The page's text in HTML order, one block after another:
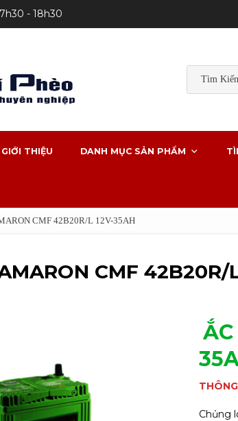
7h30 - 18h30
GIỚI THIỆU DANH MỤC SẢN PHẨM
CMF 42B20R/L 12V-35AH
CMF 42B20R/
Chủng